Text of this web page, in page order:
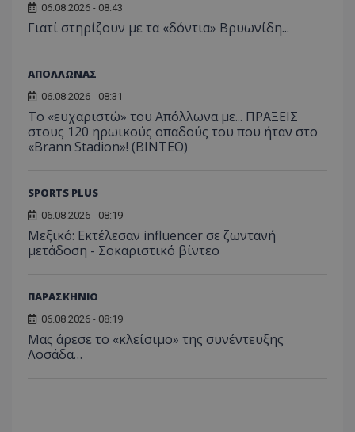
06.08.2026 - 08:43
Γιατί στηρίζουν με τα «δόντια» Βρυωνίδη...
ΑΠΟΛΛΩΝΑΣ
06.08.2026 - 08:31
Το «ευχαριστώ» του Απόλλωνα με... ΠΡΑΞΕΙΣ
στους 120 ηρωικούς οπαδούς του που ήταν στο
«Brann Stadion»! (ΒΙΝΤΕΟ)
SPORTS PLUS
06.08.2026 - 08:19
Μεξικό: Εκτέλεσαν influencer σε ζωντανή
μετάδοση - Σοκαριστικό βίντεο
ΠΑΡΑΣΚΗΝΙΟ
06.08.2026 - 08:19
Μας άρεσε το «κλείσιμο» της συνέντευξης
Λοσάδα…